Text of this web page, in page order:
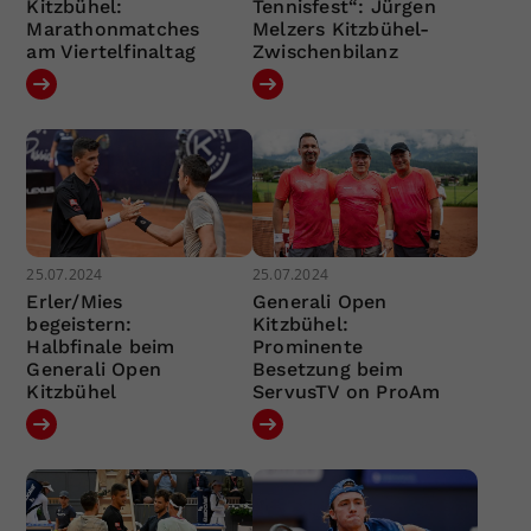
Kitzbühel:
Marathonmatches
am Viertelfinaltag
Tennisfest“: Jürgen
Melzers Kitzbühel-
Zwischenbilanz
25.07.2024
Erler/Mies
begeistern:
Halbfinale beim
Generali Open
Kitzbühel
25.07.2024
Generali Open
Kitzbühel:
Prominente
Besetzung beim
ServusTV on ProAm